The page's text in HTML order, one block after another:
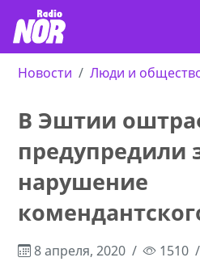
Новости Люди и
В Эштии
предупредили
нарушение
8 апреля, 2020 1510